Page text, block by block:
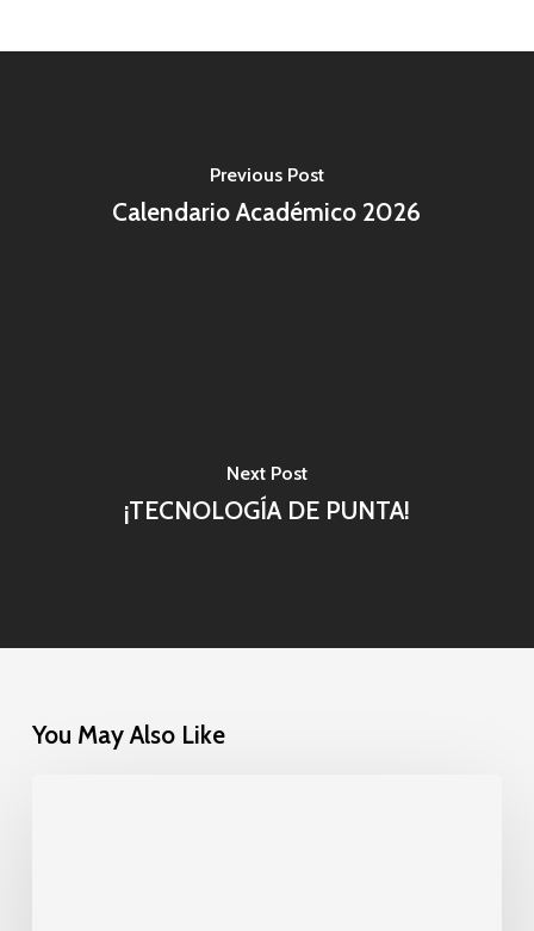
Previous Post
Calendario Académico 2026
Next Post
¡TECNOLOGÍA DE PUNTA!
You May Also Like